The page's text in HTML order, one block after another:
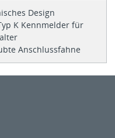
Design
K Kennmelder für
Anschlussfahne